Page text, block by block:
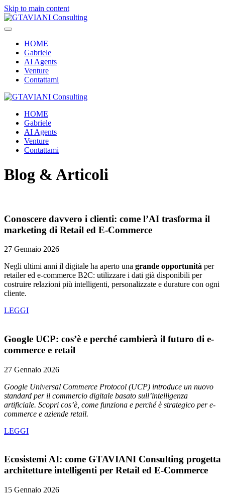
Skip to main content
HOME
Gabriele
AI Agents
Venture
Contattami
HOME
Gabriele
AI Agents
Venture
Contattami
Blog & Articoli
Conoscere davvero i clienti: come l’AI trasforma il
marketing di Retail ed E‑Commerce
27 Gennaio 2026
Negli ultimi anni il digitale ha aperto una grande opportunità per
retailer ed e-commerce B2C: utilizzare i dati già disponibili per
costruire relazioni più intelligenti, personalizzate e durature con ogni
cliente.
LEGGI
Google UCP: cos’è e perché cambierà il futuro di e-
commerce e retail
27 Gennaio 2026
Google Universal Commerce Protocol (UCP) introduce un nuovo
standard per il commercio digitale basato sull’intelligenza
artificiale. Scopri cos’è, come funziona e perché è strategico per e-
commerce e aziende retail.
LEGGI
Ecosistemi AI: come GTAVIANI Consulting progetta
architetture intelligenti per Retail ed E-Commerce
15 Gennaio 2026